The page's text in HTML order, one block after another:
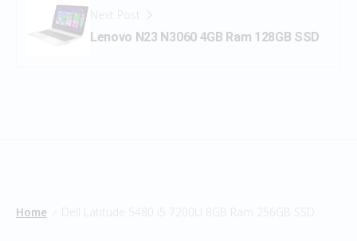
Next Post
Lenovo N23 N3060 4GB Ram 128GB SSD
Home Dell Latitude 5480 i5 7200U 8GB Ram 256GB SSD